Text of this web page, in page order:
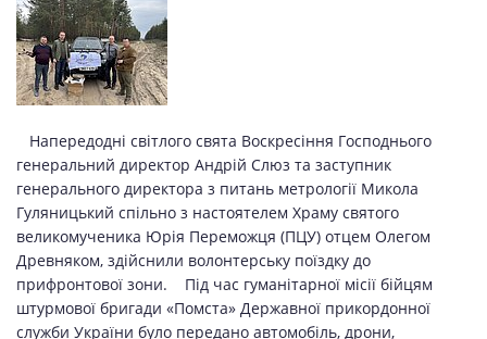
Напередодні світлого свята Воскресіння Господнього
генеральний директор Андрій Слюз та заступник
генерального директора з питань метрології Микола
Гуляницький спільно з настоятелем Храму святого
великомученика Юрія Переможця (ПЦУ) отцем Олегом
Древняком, здійснили волонтерську поїздку до
прифронтової зони. Під час гуманітарної місії бійцям
штурмової бригади «Помста» Державної прикордонної
служби України було передано автомобіль, дрони,